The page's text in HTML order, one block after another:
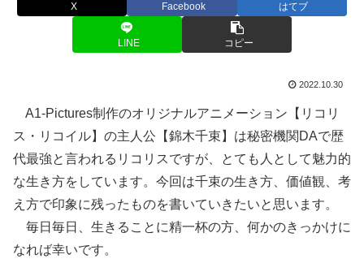
X Facebook はてブ
LINE コピー
2022.10.30
A1-Pictures制作のオリジナルアニメーション【リコリ
ス・リコイル】の主人公【錦木千束】は秘密機関DAで歴
代最強と言われるリコリスですが、とても人として魅力的
な生き方をしています。今回は千束の生き方、価値観、考
え方で印象に残ったものを書いていきたいと思います。
毎日毎日、生きることに精一杯の方、何かのきっかけに
なれば幸いです。